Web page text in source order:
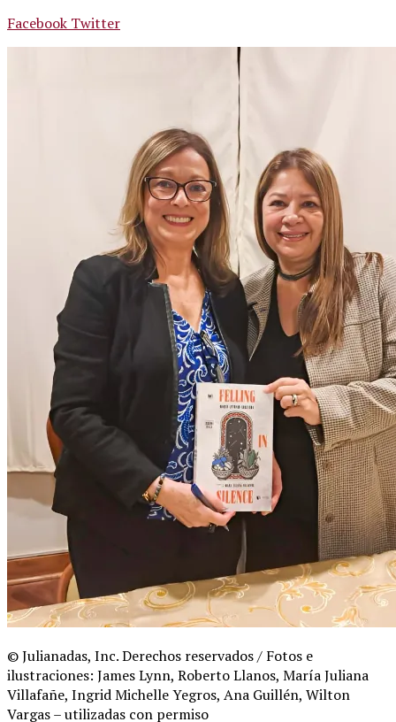
Facebook Twitter
© Julianadas, Inc. Derechos reservados / Fotos e
ilustraciones: James Lynn, Roberto Llanos, María Juliana
Villafañe, Ingrid Michelle Yegros, Ana Guillén, Wilton
Vargas – utilizadas con permiso